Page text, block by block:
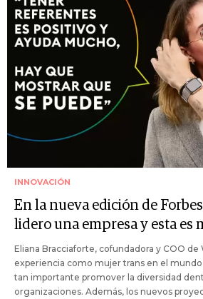
INNOVACIÓN
En la nueva edición de
lidero una empresa y esta es
Eliana Bracciaforte, cofundadora y COO de
experiencia como mujer trans en el
tan importante promover la diversidad
organizaciones. Además, los nuevos